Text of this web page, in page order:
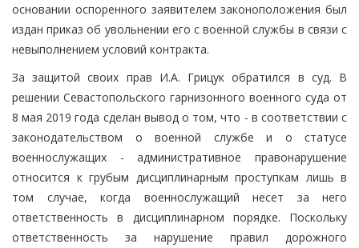
основании оспоренного заявителем законоположения был
издан приказ об увольнении его с военной службы в связи с
невыполнением условий контракта.
За защитой своих прав И.А. Грицук обратился в суд. В
решении Севастопольского гарнизонного военного суда от
8 мая 2019 года сделан вывод о том, что - в соответствии с
законодательством о военной службе и о статусе
военнослужащих - административное правонарушение
относится к грубым дисциплинарным проступкам лишь в
том случае, когда военнослужащий несет за него
ответственность в дисциплинарном порядке. Поскольку
ответственность за нарушение правил дорожного